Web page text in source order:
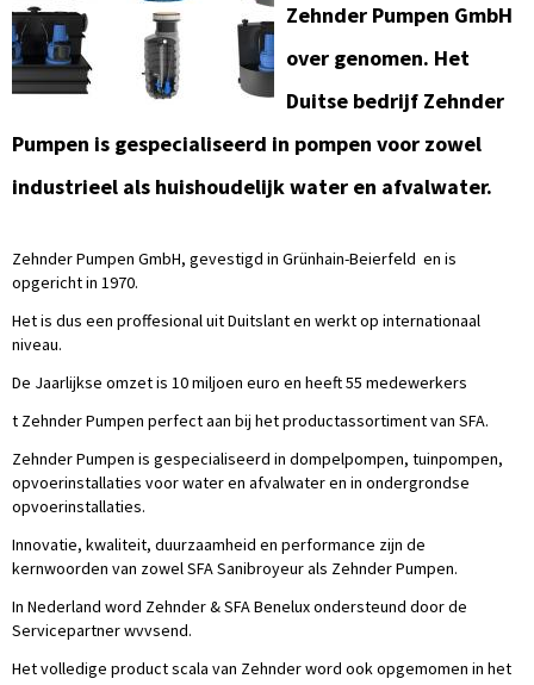
Zehnder Pumpen GmbH
over genomen. Het
Duitse bedrijf Zehnder
Pumpen is gespecialiseerd in pompen voor zowel
industrieel als huishoudelijk water en afvalwater.
Zehnder Pumpen GmbH, gevestigd in Grünhain-Beierfeld en is
opgericht in 1970.
Het is dus een proffesional uit Duitslant en werkt op internationaal
niveau.
De Jaarlijkse omzet is 10 miljoen euro en heeft 55 medewerkers
t Zehnder Pumpen perfect aan bij het productassortiment van SFA.
Zehnder Pumpen is gespecialiseerd in dompelpompen, tuinpompen,
opvoerinstallaties voor water en afvalwater en in ondergrondse
opvoerinstallaties.
Innovatie, kwaliteit, duurzaamheid en performance zijn de
kernwoorden van zowel SFA Sanibroyeur als Zehnder Pumpen.
In Nederland word Zehnder & SFA Benelux ondersteund door de
Servicepartner wvvsend.
Het volledige product scala van Zehnder word ook opgemomen in het